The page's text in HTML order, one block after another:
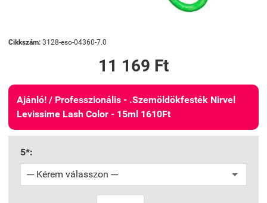
Cikkszám: 3128-eso-04360-7.0
11 169 Ft
Ajánló! / Professzionális - .Szemöldökfesték Nirvel
Levissime Lash Color - 15ml 1610Ft
5*: